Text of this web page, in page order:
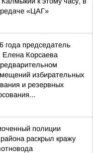
«ЦАГ»
года председатель
Елена Корсаева
избирательных
и резервных
полиции
раскрыл кражу